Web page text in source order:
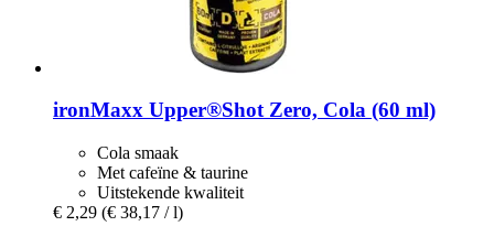
ironMaxx Upper®Shot Zero, Cola (60 ml)
Cola smaak
Met cafeïne & taurine
Uitstekende kwaliteit
€ 2,29 (€ 38,17 / l)